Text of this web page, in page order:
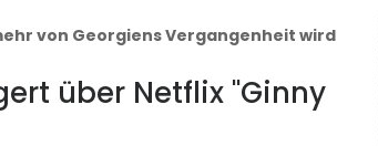
von Georgiens Vergangenheit wird
über Netflix ''Ginny